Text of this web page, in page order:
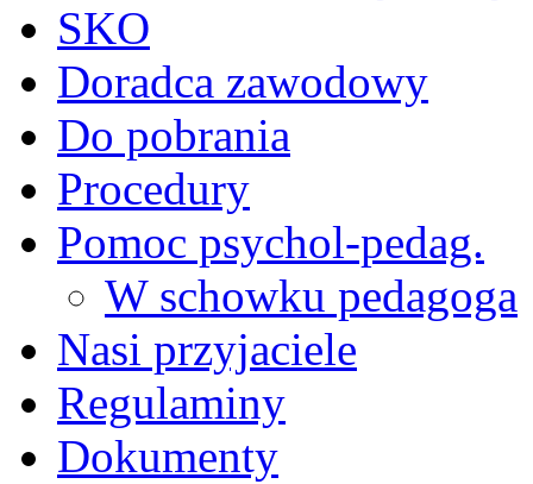
SKO
Doradca zawodowy
Do pobrania
Procedury
Pomoc psychol-pedag.
W schowku pedagoga
Nasi przyjaciele
Regulaminy
Dokumenty